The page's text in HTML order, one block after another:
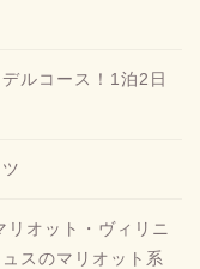
ルコース！1泊2日
オット・ヴィリニ
スのマリオット系